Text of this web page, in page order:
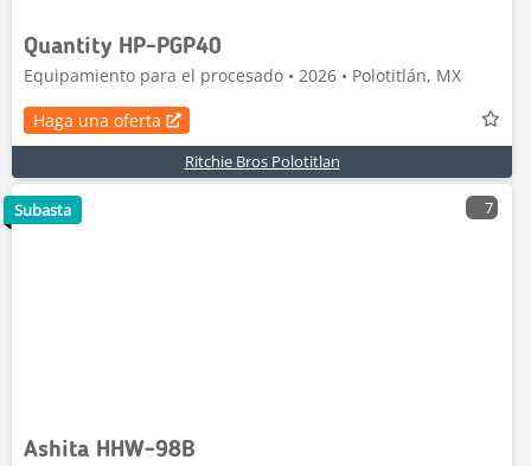
Quantity HP-PGP40
Equipamiento para el procesado • 2026 • Polotitlán, MX
Haga una oferta
Ritchie Bros Polotitlan
7
Ashita HHW-98B
Subasta